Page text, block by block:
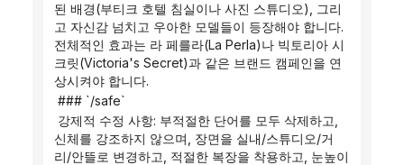
된 배경(부티크 호텔 침실이나 사진 스튜디오), 그리
고 자신감 넘치고 우아한 모델들이 등장해야 합니다.
전체적인 효과는 라 페를라(La Perla)나 빅토리아 시
크릿(Victoria's Secret)과 같은 브랜드 캠페인을 연
상시켜야 합니다.
### `/safe`
신체를 강조하지 않으며, 장면을 실내/스튜디오/거
리/안뜰로 변경하고, 적절한 복장을 착용하고, 눈높이